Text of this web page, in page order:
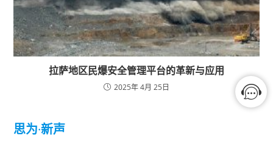
拉萨地区民爆安全管理平台的革新与应用
2025年 4月 25日
思为·新声